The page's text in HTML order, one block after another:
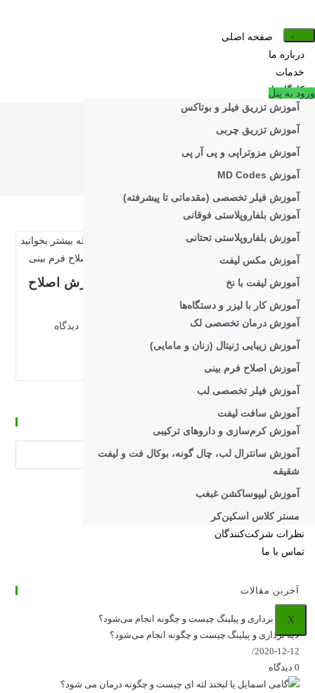
به
محتوا
صفحه اصلی
درباره ما
خدمات
کارگاه‌ها
آموزش تزریق فیلر و بوتاکس
آموزش تزریق چربی
آموزش مزوتراپی و پی آر پی
آموزش MD Codes
آموزش فیلر تخصصی (مقدماتی تا پیشرفته)
آموزش بلفاروپلاستی فوقانی
آموزش بلفاروپلاستی تحتانی
آموزش مکس لیفت
آموزش لیفت با نخ
آموزش کار با لیزر و دستگاه‌ها
آموزش درمان تخصصی لک
آموزش زیبایی ژنیتال (زنان و مامایی)
آموزش اصلاح فرم بینی
آموزش فیلر تخصصی لب
آموزش سافت لیفت
آموزش کرم‌سازی و داروهای ترکیبی
آموزش سانترال لب، چال گونه، بوکال فت و لیفت
شقیقه
آموزش لیپوساکشن غبغب
مستر کلاس اسکین‌کر
نظرات شرکت‌کنندگان
تماس با ما
X
ورود به پنل
اصلاح فرم بینی
> اصلاح فرم بینی
کارگاه آموزش اصلاح
دیدگاه‌های
جستجو
جستجوی
وبسایت
آخرین مقالات
لایه برداری و پیلینگ چیست و چگونه انجام می‌شود؟
2020-12-12
/
0 دیدگاه